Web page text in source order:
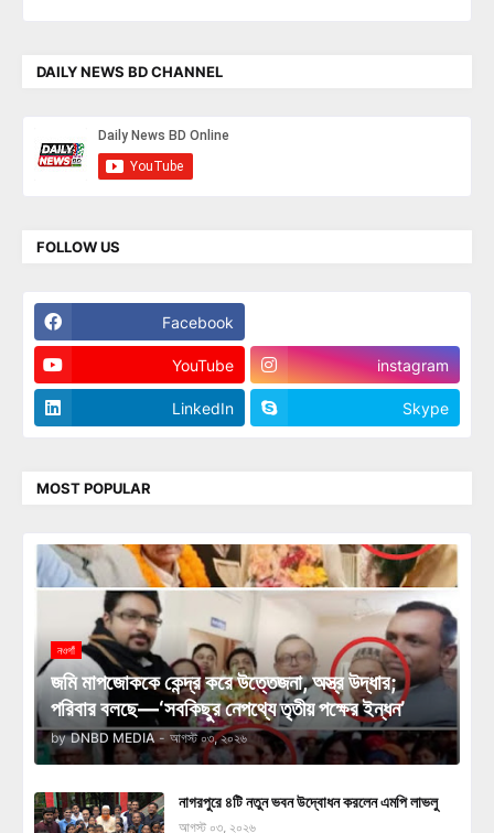
DAILY NEWS BD CHANNEL
FOLLOW US
Facebook
YouTube instagram
LinkedIn Skype
MOST POPULAR
নওগাঁ
জমি মাপজোককে কেন্দ্র করে উত্তেজনা, অস্ত্র উদ্ধার;
পরিবার বলছে—‘সবকিছুর নেপথ্যে তৃতীয় পক্ষের ইন্ধন’
by DNBD MEDIA - আগস্ট ০৩, ২০২৬
নাগরপুরে ৪টি নতুন ভবন উদ্বোধন করলেন এমপি লাভলু
আগস্ট ০৩, ২০২৬